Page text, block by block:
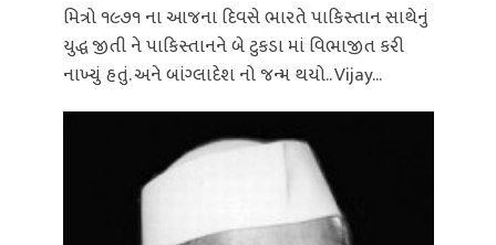
મિત્રો ૧૯૭૧ ના આજના દિવસે ભારતે પાકિસ્તાન સાથેનું
યુદ્ધ જીતી ને પાકિસ્તાનને બે ટુકડા માં વિભાજીત કરી
નાખ્યું હતું. અને બાંગ્લાદેશ નો જન્મ થયો.. Vijay...